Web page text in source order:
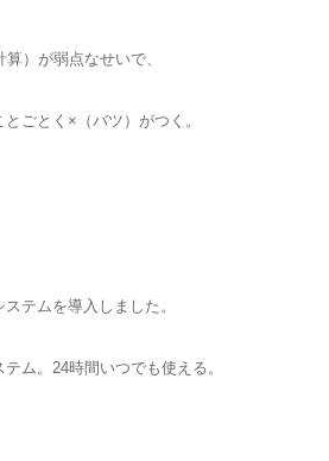
）が弱点なせいで、
ごとく×（バツ）がつく。
テムを導入しました。
ム。24時間いつでも使える。